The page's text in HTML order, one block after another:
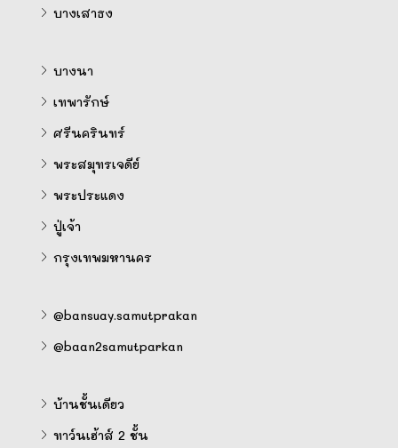
บางเสาธง
บางนา
เทพารักษ์
ศรีนครินทร์
พระสมุทรเจดีย์
พระประแดง
ปู่เจ้า
กรุงเทพมหานคร
@bansuay.samutprakan
@baan2samutparkan
บ้านชั้นเดียว
ทาว์นเฮ้าส์ 2 ชั้น